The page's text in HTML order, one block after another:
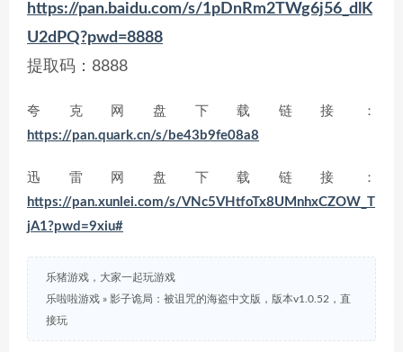
https://pan.baidu.com/s/1pDnRm2TWg6j56_dlK
U2dPQ?pwd=8888
提取码：8888
夸克网盘下载链接：
https://pan.quark.cn/s/be43b9fe08a8
迅雷网盘下载链接：
https://pan.xunlei.com/s/VNc5VHtfoTx8UMnhxCZOW_T
jA1?pwd=9xiu#
乐猪游戏，大家一起玩游戏
乐啦啦游戏 » 影子诡局：被诅咒的海盗中文版，版本v1.0.52，直
接玩